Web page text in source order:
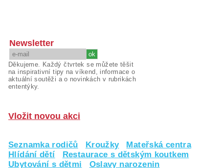
Newsletter
Děkujeme. Každý čtvrtek se můžete těšit
na inspirativní tipy na víkend, informace o
aktuální soutěži a o novinkách v rubrikách
ententýky.
Vložit novou akci
Seznamka rodičů Kroužky
Mateřská centra
Hlídání dětí
Restaurace s dětským koutkem
Ubytování s dětmi
Oslavy narozenin